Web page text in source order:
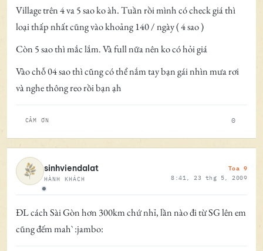
Village trên 4 va 5 sao ko àh. Tuần rồi mình có check giá thì
loại thấp nhất cũng vào khoảng 140 / ngày ( 4 sao )
Còn 5 sao thì mắc lắm. Và full nữa nên ko có hỏi giá
Vào chỗ 04 sao thì cũng có thể nắm tay bạn gái nhìn mưa rơi
và nghe thông reo rồi bạn ạh
CẢM ƠN 0
Ngoại tuyến
sinhviendalat
HÀNH KHÁCH
Toa 9
8:41, 23 thg 5, 2009
ĐL cách Sài Gòn hơn 300km chứ nhỉ, lần nào đi từ SG lên em
cũng đếm mah` :jambo: